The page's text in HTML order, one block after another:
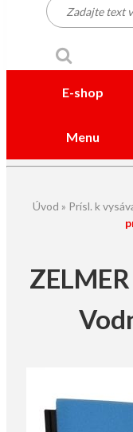
E-shop
Menu
Úvod » Prísl. k